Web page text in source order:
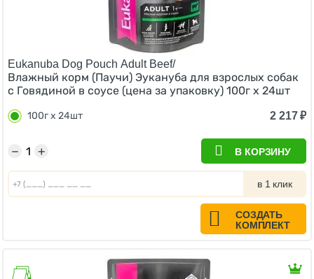
Eukanuba Dog Pouch Adult Beef/
Влажный корм (Паучи) Эукануба для взрослых собак
с Говядиной в соусе (цена за упаковку) 100г x 24шт
100г x 24шт 2 217₽
+
− В КОРЗИНУ
в 1 клик
СОЗДАТЬ
КОМПЛЕКТ